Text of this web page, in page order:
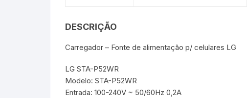
DESCRIÇÃO
Carregador – Fonte de alimentação p/ celulares LG
LG STA-P52WR
Modelo: STA-P52WR
Entrada: 100-240V ~ 50/60Hz 0,2A